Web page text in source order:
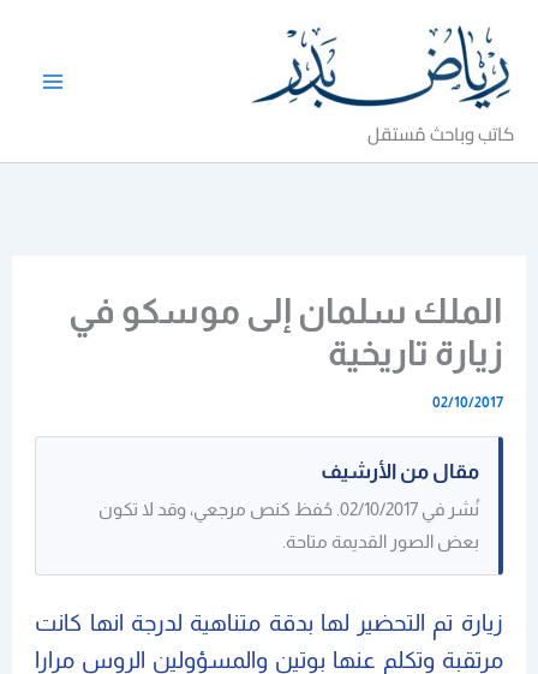
المحتوى
كاتب وباحث مُستقل
الملك سلمان إلى موسكو في
زيارة تاريخية
02/10/2017
مقال من الأرشيف
نُشر في 02/10/2017. حُفظ كنص مرجعي، وقد لا تكون
بعض الصور القديمة متاحة.
زيارة تم التحضير لها بدقة متناهية لدرجة انها كانت
مرتقبة وتكلم عنها بوتين والمسؤولين الروس مرارا